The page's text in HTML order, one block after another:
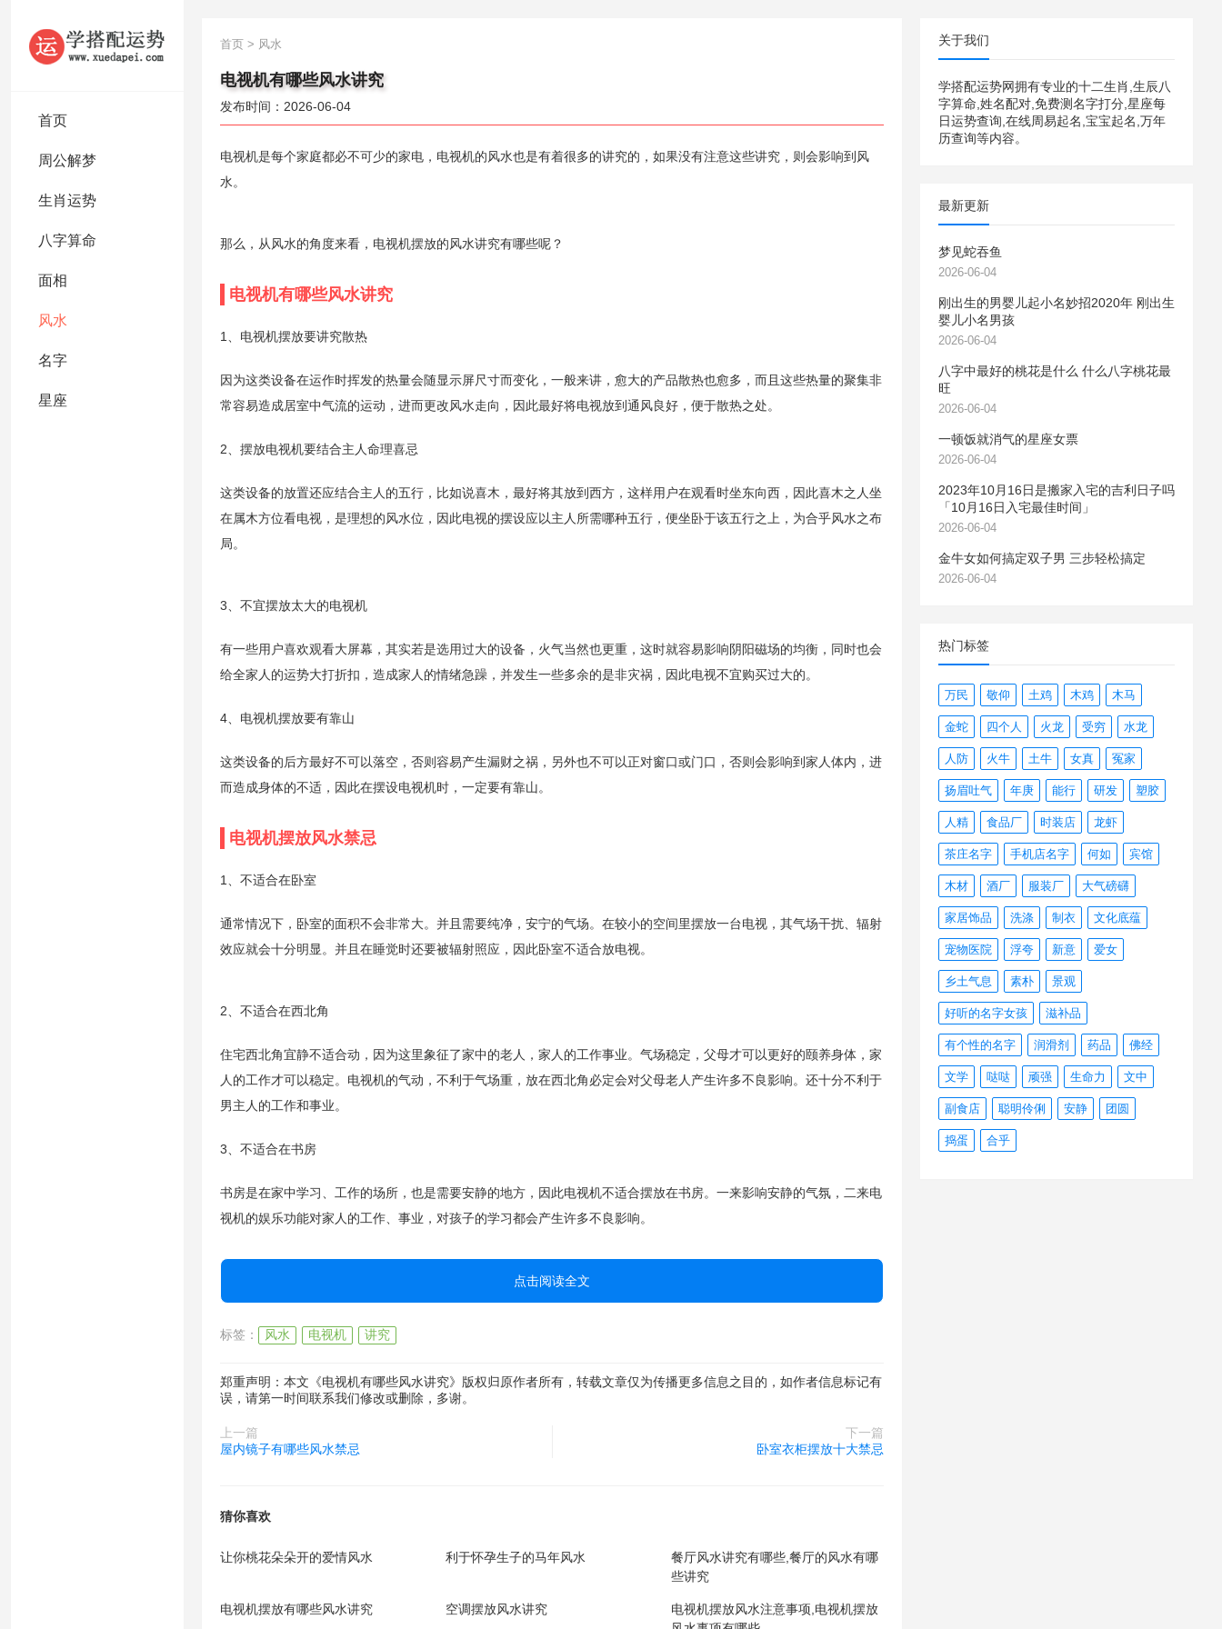
首页
周公解梦
生肖运势
八字算命
面相
风水
名字
星座
首页 > 风水
电视机有哪些风水讲究
发布时间：2026-06-04
电视机是每个家庭都必不可少的家电，电视机的风水也是有着很多的讲究的，如果没有注意这些讲究，则会影响到风
水。
那么，从风水的角度来看，电视机摆放的风水讲究有哪些呢？
电视机有哪些风水讲究
1、电视机摆放要讲究散热
因为这类设备在运作时挥发的热量会随显示屏尺寸而变化，一般来讲，愈大的产品散热也愈多，而且这些热量的聚集非
常容易造成居室中气流的运动，进而更改风水走向，因此最好将电视放到通风良好，便于散热之处。
2、摆放电视机要结合主人命理喜忌
这类设备的放置还应结合主人的五行，比如说喜木，最好将其放到西方，这样用户在观看时坐东向西，因此喜木之人坐
在属木方位看电视，是理想的风水位，因此电视的摆设应以主人所需哪种五行，便坐卧于该五行之上，为合乎风水之布
局。
3、不宜摆放太大的电视机
有一些用户喜欢观看大屏幕，其实若是选用过大的设备，火气当然也更重，这时就容易影响阴阳磁场的均衡，同时也会
给全家人的运势大打折扣，造成家人的情绪急躁，并发生一些多余的是非灾祸，因此电视不宜购买过大的。
4、电视机摆放要有靠山
这类设备的后方最好不可以落空，否则容易产生漏财之祸，另外也不可以正对窗口或门口，否则会影响到家人体内，进
而造成身体的不适，因此在摆设电视机时，一定要有靠山。
电视机摆放风水禁忌
1、不适合在卧室
通常情况下，卧室的面积不会非常大。并且需要纯净，安宁的气场。在较小的空间里摆放一台电视，其气场干扰、辐射
效应就会十分明显。并且在睡觉时还要被辐射照应，因此卧室不适合放电视。
2、不适合在西北角
住宅西北角宜静不适合动，因为这里象征了家中的老人，家人的工作事业。气场稳定，父母才可以更好的颐养身体，家
人的工作才可以稳定。电视机的气动，不利于气场重，放在西北角必定会对父母老人产生许多不良影响。还十分不利于
男主人的工作和事业。
3、不适合在书房
书房是在家中学习、工作的场所，也是需要安静的地方，因此电视机不适合摆放在书房。一来影响安静的气氛，二来电
视机的娱乐功能对家人的工作、事业，对孩子的学习都会产生许多不良影响。
点击阅读全文
标签： 风水 电视机 讲究
郑重声明：本文《电视机有哪些风水讲究》版权归原作者所有，转载文章仅为传播更多信息之目的，如作者信息标记有
误，请第一时间联系我们修改或删除，多谢。
上一篇
屋内镜子有哪些风水禁忌
下一篇
卧室衣柜摆放十大禁忌
猜你喜欢
让你桃花朵朵开的爱情风水 ​利于怀孕生子的马年风水
餐厅风水讲究有哪些,餐厅的风水有哪
些讲究
电视机摆放有哪些风水讲究 空调摆放风水讲究
电视机摆放风水注意事项,电视机摆放
关于我们
学搭配运势网拥有专业的十二生肖,生辰八
字算命,姓名配对,免费测名字打分,星座每
日运势查询,在线周易起名,宝宝起名,万年
历查询等内容。
最新更新
梦见蛇吞鱼
2026-06-04
刚出生的男婴儿起小名妙招2020年 刚出生
婴儿小名男孩
2026-06-04
八字中最好的桃花是什么 什么八字桃花最
旺
2026-06-04
一顿饭就消气的星座女票
2026-06-04
2023年10月16日是搬家入宅的吉利日子吗
「10月16日入宅最佳时间」
2026-06-04
金牛女如何搞定双子男 三步轻松搞定
2026-06-04
热门标签
万民 敬仰 土鸡 木鸡 木马
金蛇 四个人 火龙 受穷 水龙
人防 火牛 土牛 女真 冤家
扬眉吐气 年庚 能行 研发 塑胶
人精 食品厂 时装店 龙虾
茶庄名字 手机店名字 何如 宾馆
木材 酒厂 服装厂 大气磅礴
家居饰品 洗涤 制衣 文化底蕴
宠物医院 浮夸 新意 爱女
乡土气息 素朴 景观
好听的名字女孩 滋补品
有个性的名字 润滑剂 药品 佛经
文学 哒哒 顽强 生命力 文中
副食店 聪明伶俐 安静 团圆
捣蛋 合乎